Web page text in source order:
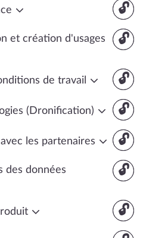
🔓
🔓
et création d'usages
🔓
de travail
🔓
(Dronification)
🔓
les partenaires
🔓
des données
🔓